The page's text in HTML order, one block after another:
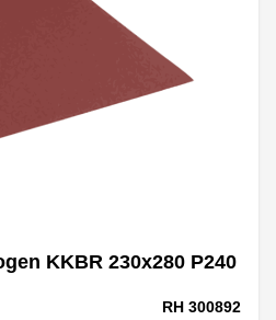
KKBR 230x280 P240
RH 300892